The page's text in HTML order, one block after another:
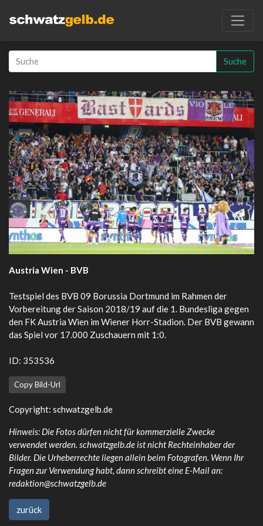
Suche
Austria Wien - BVB
Testspiel des BVB 09 Borussia Dortmund im Rahmen der
Vorbereitung der Saison 2018/19 auf die 1. Bundesliga gegen
den FK Austria Wien im Wiener Horr-Stadion. Der BVB gewann
das Spiel vor 17.000 Zuschauern mit 1:0.
ID: 353536
Copy Bild-Url
Copyright: schwatzgelb.de
Hinweis: Die Fotos dürfen nicht für kommerzielle Zwecke
verwendet werden. schwatzgelb.de ist nicht Rechteinhaber der
Bilder. Die Urheberrechte liegen allein beim Fotografen. Wenn Ihr
Fragen zur Verwendung habt, dann schreibt eine E-Mail an:
redaktion@schwatzgelb.de
zurück